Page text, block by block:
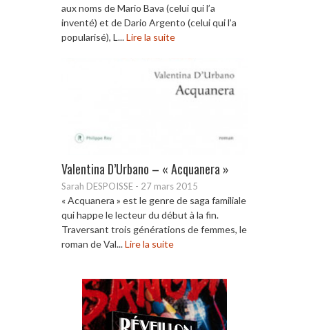
aux noms de Mario Bava (celui qui l’a
inventé) et de Dario Argento (celui qui l’a
popularisé), L...Lire la suite
Valentina D’Urbano – « Acquanera »
Sarah DESPOISSE - 27 mars 2015
« Acquanera » est le genre de saga familiale
qui happe le lecteur du début à la fin.
Traversant trois générations de femmes, le
roman de Val...Lire la suite